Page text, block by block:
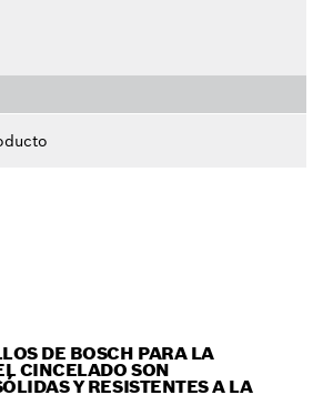
DE BOSCH PARA LA
CINCELADO SON
Y RESISTENTES A LA